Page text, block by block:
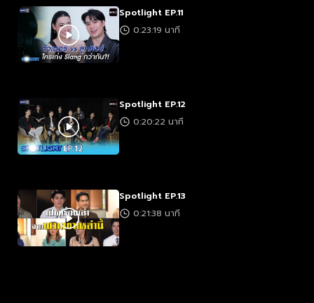
Spotlight EP.11
0:23:19 นาที
Spotlight EP.12
0:20:22 นาที
Spotlight EP.13
0:21:38 นาที